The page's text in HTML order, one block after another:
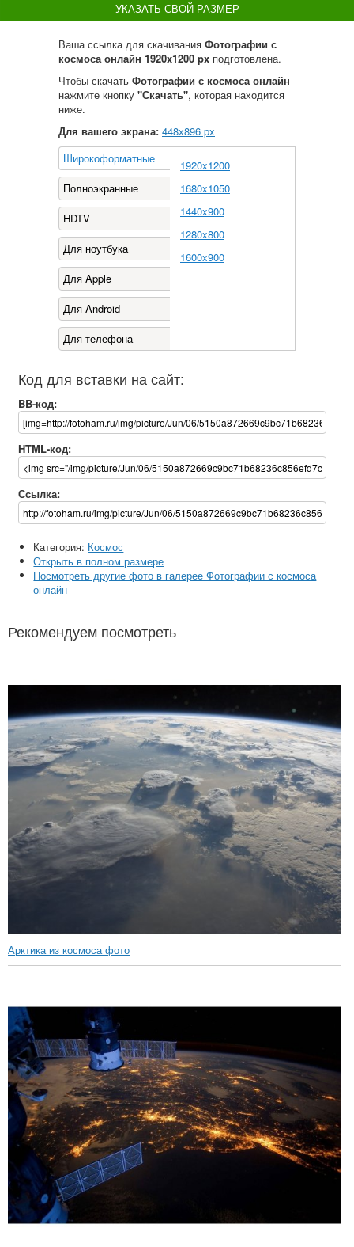
УКАЗАТЬ СВОЙ РАЗМЕР
Ваша ссылка для скачивания Фотографии с
космоса онлайн 1920x1200 px подготовлена.
Чтобы скачать Фотографии с космоса онлайн
нажмите кнопку "Скачать", которая находится
ниже.
Для вашего экрана: 448х896 px
Широкоформатные
Полноэкранные
HDTV
Для ноутбука
Для Apple
Для Android
Для телефона
1920x1200
1680x1050
1440x900
1280x800
1600x900
Код для вставки на сайт:
BB-код:
HTML-код:
Ссылка:
Категория: Космос
Открыть в полном размере
Посмотреть другие фото в галерее Фотографии с космоса
онлайн
Рекомендуем посмотреть
Арктика из космоса фото